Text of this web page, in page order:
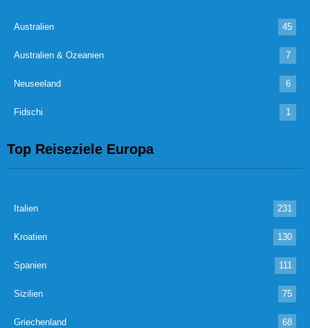
Australien 45
Australien & Ozeanien 7
Neuseeland 6
Fidschi 1
Top Reiseziele Europa
Italien 231
Kroatien 130
Spanien 111
Sizilien 75
Griechenland 68